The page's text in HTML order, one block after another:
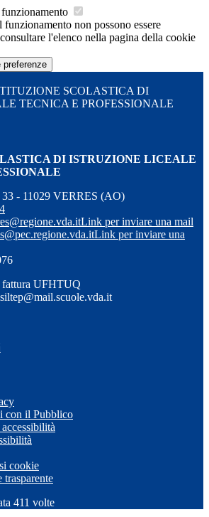
non possono essere
l'elenco nella pagina della cookie
preferenze
SCOLASTICA DI
TECNICA E PROFESSIONALE
DI ISTRUZIONE LICEALE
- 11029 VERRES (AO)
Link per inviare una mail
Link per inviare una
UFHTUQ
con il Pubblico
cookie
411 volte